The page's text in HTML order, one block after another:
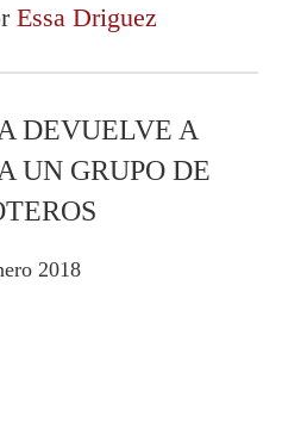
Essa Driguez
DEVUELVE A
UN GRUPO DE
2018